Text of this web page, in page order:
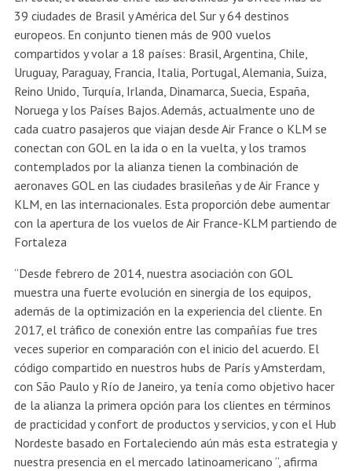
39 ciudades de Brasil y América del Sur y 64 destinos
europeos. En conjunto tienen más de 900 vuelos
compartidos y volar a 18 países: Brasil, Argentina, Chile,
Uruguay, Paraguay, Francia, Italia, Portugal, Alemania, Suiza,
Reino Unido, Turquía, Irlanda, Dinamarca, Suecia, España,
Noruega y los Países Bajos. Además, actualmente uno de
cada cuatro pasajeros que viajan desde Air France o KLM se
conectan con GOL en la ida o en la vuelta, y los tramos
contemplados por la alianza tienen la combinación de
aeronaves GOL en las ciudades brasileñas y de Air France y
KLM, en las internacionales. Esta proporción debe aumentar
con la apertura de los vuelos de Air France-KLM partiendo de
Fortaleza
“Desde febrero de 2014, nuestra asociación con GOL
muestra una fuerte evolución en sinergia de los equipos,
además de la optimización en la experiencia del cliente. En
2017, el tráfico de conexión entre las compañías fue tres
veces superior en comparación con el inicio del acuerdo. El
código compartido en nuestros hubs de París y Amsterdam,
con São Paulo y Río de Janeiro, ya tenía como objetivo hacer
de la alianza la primera opción para los clientes en términos
de practicidad y confort de productos y servicios, y con el Hub
Nordeste basado en Fortaleciendo aún más esta estrategia y
nuestra presencia en el mercado latinoamericano “, afirma